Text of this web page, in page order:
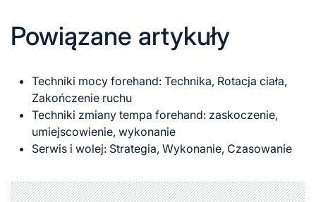
Powiązane artykuły
Techniki mocy forehand: Technika, Rotacja ciała,
Zakończenie ruchu
Techniki zmiany tempa forehand: zaskoczenie,
umiejscowienie, wykonanie
Serwis i wolej: Strategia, Wykonanie, Czasowanie